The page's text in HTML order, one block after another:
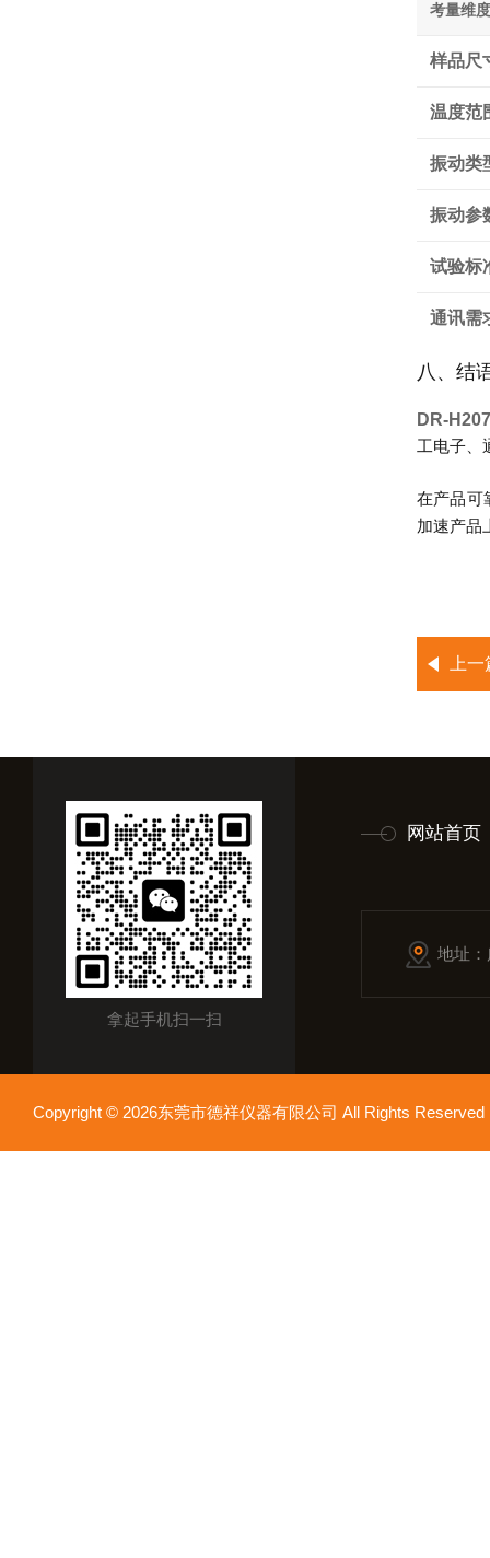
考量维度
样品尺
温度范
振动类
振动参
试验标
通讯需
八、结
DR-
工电子、
在产品可
加速产品
上
拿起手机扫一扫
网站首页
地址
Copyright © 2026东莞市德祥仪器有限公司 All Rights